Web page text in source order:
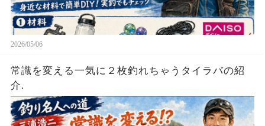
2026/05/06
常識を変える一気に２枚釣れちゃうタイラバの紹
介.